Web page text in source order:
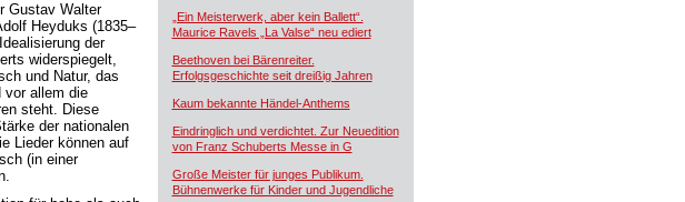
Gustav Walter
Heyduks (1835–
der
widerspiegelt,
und Natur, das
vor allem die
steht. Diese
der nationalen
Lieder können auf
(in einer
„Ein Meisterwerk, aber kein Ballett“.
Maurice Ravels „La Valse“ neu ediert
Beethoven bei Bärenreiter.
Erfolgsgeschichte seit dreißig Jahren
Kaum bekannte Händel-Anthems
Eindringlich und verdichtet. Zur Neuedition
von Franz Schuberts Messe in G
Große Meister für junges Publikum.
Bühnenwerke für Kinder und Jugendliche